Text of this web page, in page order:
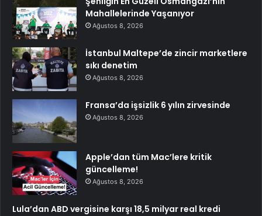
Mahallelerinde Yaşanıyor
Ağustos 8, 2026
İstanbul Maltepe’de zincir marketlere
sıkı denetim
Ağustos 8, 2026
Fransa’da işsizlik 6 yılın zirvesinde
Ağustos 8, 2026
Apple’dan tüm Mac’lere kritik
güncelleme!
Ağustos 8, 2026
Lula’dan ABD vergisine karşı 18,5 milyar real kredi